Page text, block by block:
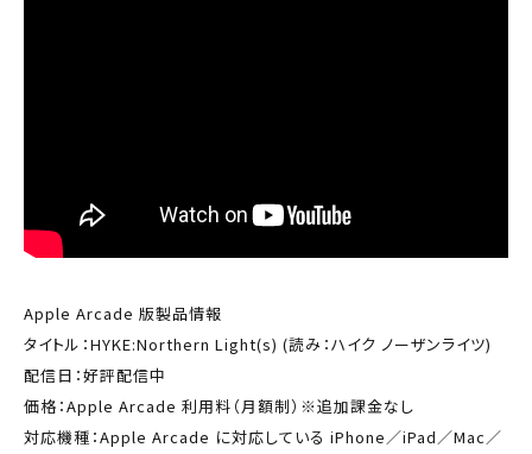
Apple Arcade 版製品情報
タイトル：HYKE:Northern Light(s) (読み：ハイク ノーザンライツ)
配信日：好評配信中
価格：Apple Arcade 利用料（月額制）※追加課金なし
対応機種：Apple Arcade に対応している iPhone／iPad／Mac／